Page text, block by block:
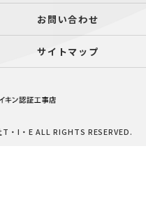
お問い合わせ
サイトマップ
・I・E ALL RIGHTS RESERVED.